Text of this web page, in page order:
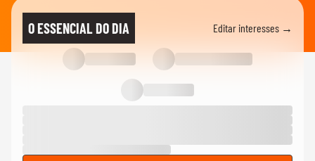
O ESSENCIAL DO DIA Editar interesses →